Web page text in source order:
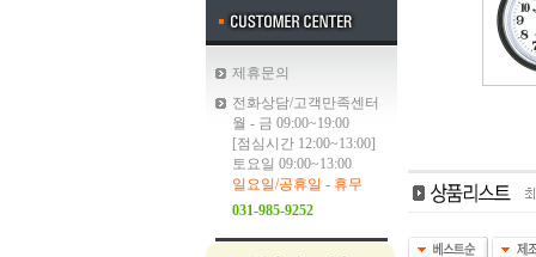
제휴문의
전화상담/고객만족센터
월 - 금 09:00~19:00
[점심시간 12:00~13:00]
토요일 09:00~13:00
일요일/공휴일 - 휴무
031-985-9252